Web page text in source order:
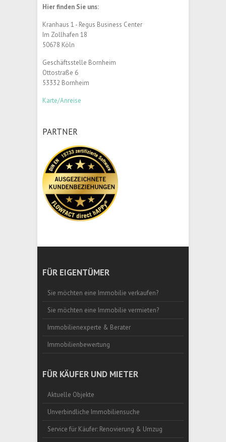
Hier finden Sie uns:
Kranhaus 1 - Regus Business Center
Im Zollhafen 18
50678 Köln
Geschäftsstelle Bornheim
Ottostraße 6
53332 Bornheim
Karte/Anreise
PARTNER
FÜR EIGENTÜMER
Sie möchten eine Immobilie verkaufen?
Sie möchten eine Immobilie vermieten?
Immobilienexperte & Berater
Immobilienbewertung
FÜR KÄUFER UND MIETER
Aktuelle Objekte
Unverbindliche Immobiliensuche
Service für Käufer: Renovierung & Umzug